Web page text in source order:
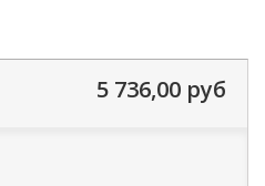
5 736,00 руб